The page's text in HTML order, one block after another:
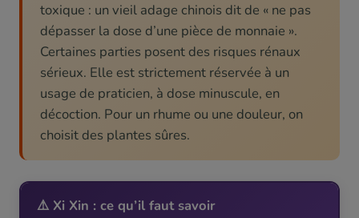
toxique : un vieil adage chinois dit de « ne pas
dépasser la dose d’une pièce de monnaie ».
Certaines parties posent des risques rénaux
sérieux. Elle est strictement réservée à un
usage de praticien, à dose minuscule, en
décoction. Pour un rhume ou une douleur, on
choisit des plantes sûres.
⚠️ Xi Xin : ce qu’il faut savoir